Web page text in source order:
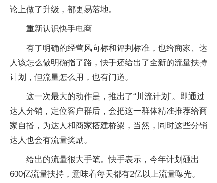
论上做了升级，都更易落地。
重新认识快手电商
有了明确的经营风向标和评判标准，也给商家、达
人该怎么做明确指了路，快手还给出了全新的流量扶持
计划，但流量怎么用，也有门道。
这一次最大的动作是，推出了“川流计划”。即通过
达人分销，定位客户群后，会把这一群体精准推荐给商
家自播，为达人和商家搭建桥梁，当然，同时这些分销
达人也会有流量奖励。
给出的流量很大手笔。快手表示，今年计划砸出
600亿流量扶持，意味着每天都有2亿以上流量曝光。